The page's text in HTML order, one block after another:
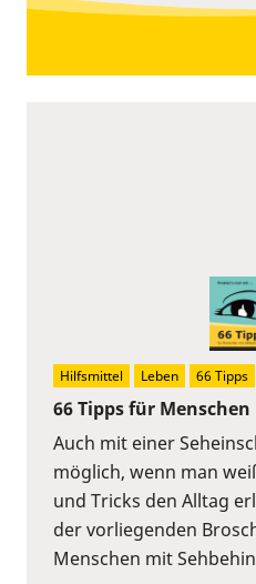
66 Tipps für
Auch mit einer
möglich, wenn man
und Tricks den Alltag
der vorliegenden
Menschen mit
Hilfsmittel Leben 66 Tipps